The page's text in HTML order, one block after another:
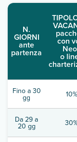
N.
GIORNI
ante
partenza
con
o
Fino a 30
gg 10%
Da 29 a
20 gg